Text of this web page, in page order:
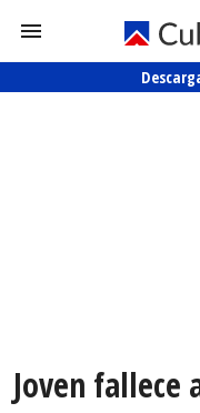
Joven fallece